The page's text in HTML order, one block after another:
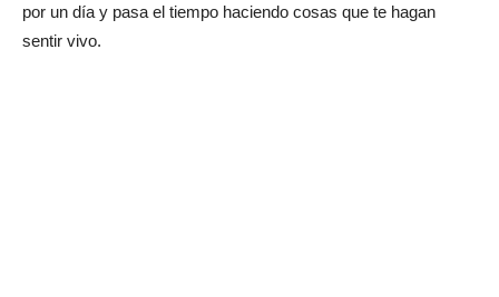
por un día y pasa el tiempo haciendo cosas que te hagan
sentir vivo.